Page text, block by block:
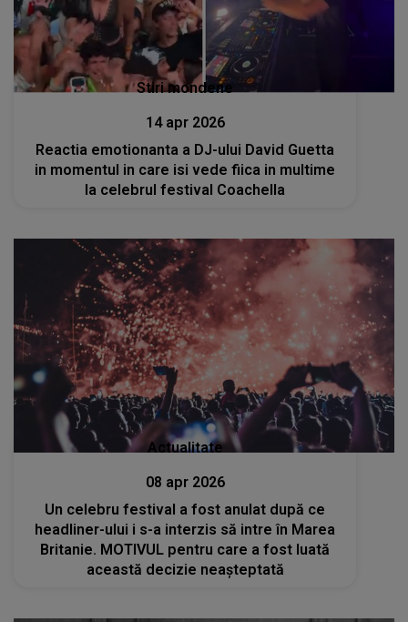
Stiri mondene
14 apr 2026
Reactia emotionanta a DJ-ului David Guetta
in momentul in care isi vede fiica in multime
la celebrul festival Coachella
Actualitate
08 apr 2026
Un celebru festival a fost anulat după ce
headliner-ului i s-a interzis să intre în Marea
Britanie. MOTIVUL pentru care a fost luată
această decizie neașteptată